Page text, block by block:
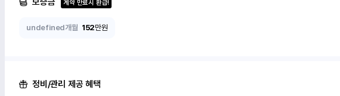
계약 만료시 환급!
undefined개월 152만원
정비/관리 제공 혜택